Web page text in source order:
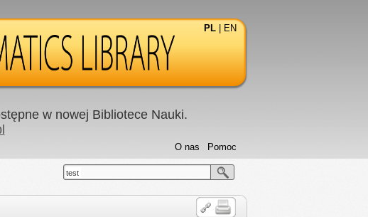
PL EN
w nowej Bibliotece Nauki.
Pomoc
O nas
test